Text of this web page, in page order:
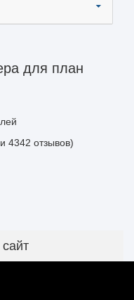
для план
4342 отзывов)